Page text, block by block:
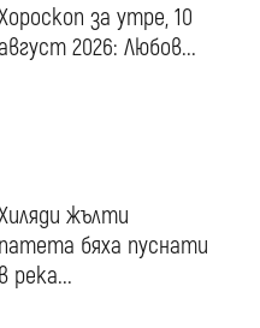
за утре, 10
2026: Любов...
жълти
патета бяха пуснати
в река...